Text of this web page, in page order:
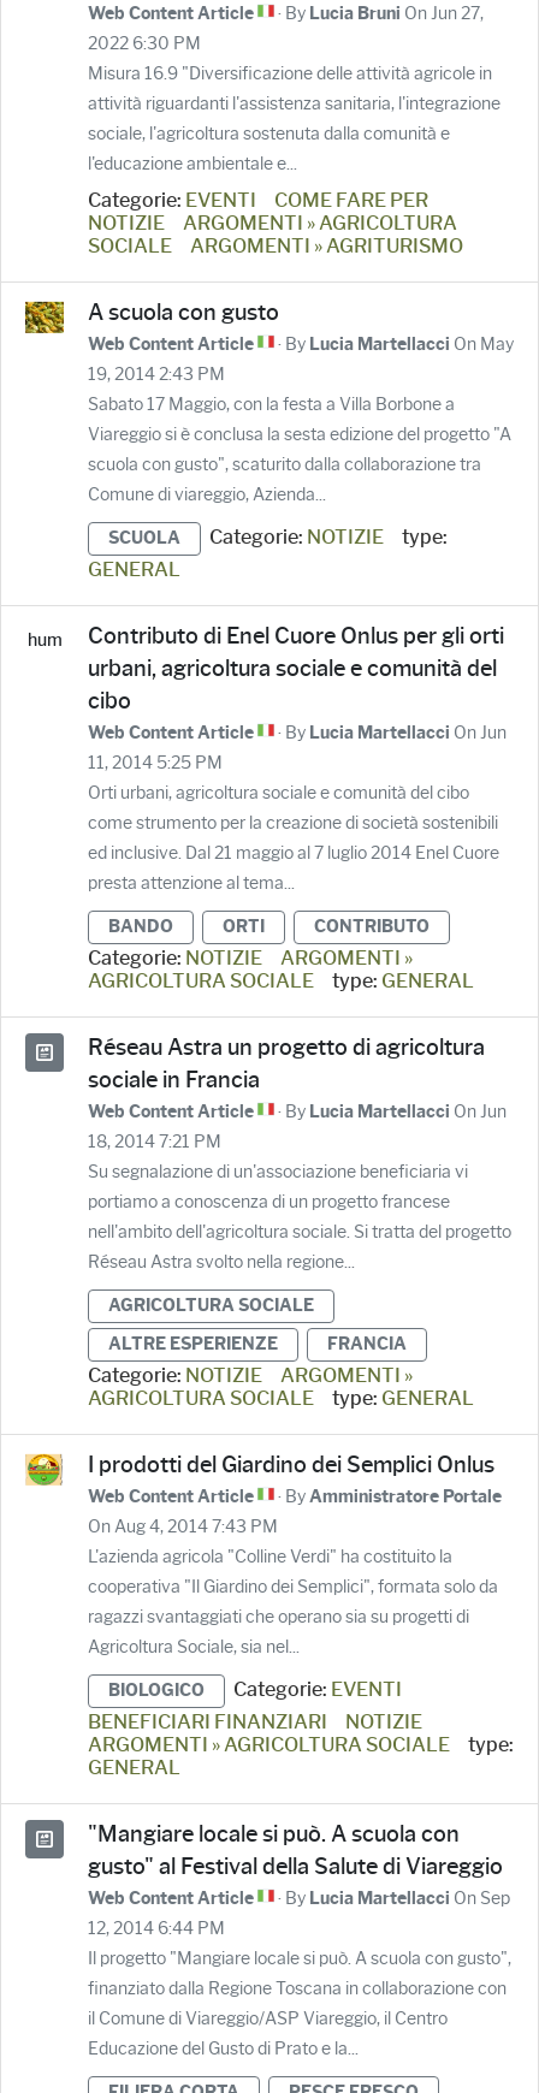
Web Content Article · By Lucia Bruni On Jun 27,
2022 6:30 PM
Misura 16.9 "Diversificazione delle attività agricole in
attività riguardanti l'assistenza sanitaria, l'integrazione
sociale, l'agricoltura sostenuta dalla comunità e
l'educazione ambientale e...
Categorie: EVENTI
COME FARE PER
NOTIZIE
ARGOMENTI » AGRICOLTURA
SOCIALE
ARGOMENTI » AGRITURISMO
A scuola con gusto
Web Content Article · By Lucia Martellacci On May
19, 2014 2:43 PM
Sabato 17 Maggio, con la festa a Villa Borbone a
Viareggio si è conclusa la sesta edizione del progetto "A
scuola con gusto", scaturito dalla collaborazione tra
Comune di viareggio, Azienda...
SCUOLA Categorie: NOTIZIE
type:
GENERAL
Contributo di Enel Cuore Onlus per gli orti
urbani, agricoltura sociale e comunità del
cibo
Web Content Article · By Lucia Martellacci On Jun
11, 2014 5:25 PM
Orti urbani, agricoltura sociale e comunità del cibo
come strumento per la creazione di società sostenibili
ed inclusive. Dal 21 maggio al 7 luglio 2014 Enel Cuore
presta attenzione al tema...
BANDO ORTI CONTRIBUTO
Categorie: NOTIZIE
ARGOMENTI »
AGRICOLTURA SOCIALE
type: GENERAL
Réseau Astra un progetto di agricoltura
sociale in Francia
Web Content Article · By Lucia Martellacci On Jun
18, 2014 7:21 PM
Su segnalazione di un'associazione beneficiaria vi
portiamo a conoscenza di un progetto francese
nell'ambito dell'agricoltura sociale. Si tratta del progetto
Réseau Astra svolto nella regione...
AGRICOLTURA SOCIALE
ALTRE ESPERIENZE
FRANCIA
Categorie: NOTIZIE
ARGOMENTI »
AGRICOLTURA SOCIALE
type: GENERAL
I prodotti del Giardino dei Semplici Onlus
Web Content Article · ByAmministratore Portale
On Aug 4, 2014 7:43 PM
L'azienda agricola "Colline Verdi" ha costituito la
cooperativa "Il Giardino dei Semplici", formata solo da
ragazzi svantaggiati che operano sia su progetti di
Agricoltura Sociale, sia nel...
BIOLOGICO Categorie: EVENTI
BENEFICIARI FINANZIARI
NOTIZIE
ARGOMENTI » AGRICOLTURA SOCIALE
type:
GENERAL
"Mangiare locale si può. A scuola con
gusto" al Festival della Salute di Viareggio
Web Content Article · By Lucia Martellacci On Sep
12, 2014 6:44 PM
Il progetto "Mangiare locale si può. A scuola con gusto",
finanziato dalla Regione Toscana in collaborazione con
il Comune di Viareggio/ASP Viareggio, il Centro
Educazione del Gusto di Prato e la...